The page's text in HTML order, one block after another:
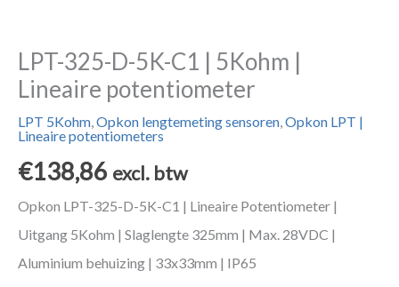
LPT-325-D-5K-C1 | 5Kohm |
Lineaire potentiometer
LPT 5Kohm,Opkon lengtemeting sensoren,Opkon LPT |
Lineaire potentiometers
€138,86 excl. btw
Opkon LPT-325-D-5K-C1 | Lineaire Potentiometer |
Uitgang 5Kohm | Slaglengte 325mm | Max. 28VDC |
Aluminium behuizing | 33x33mm | IP65